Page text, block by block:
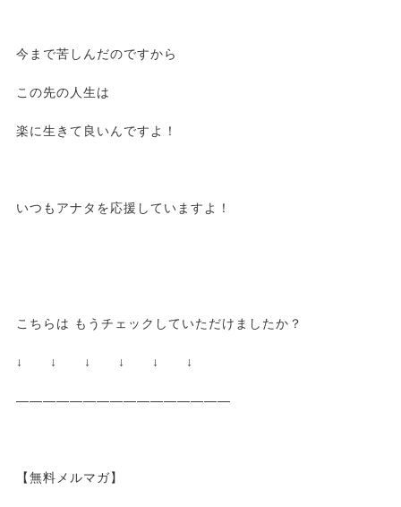
今まで苦しんだのですから
この先の人生は
楽に生きて良いんですよ！
いつもアナタを応援していますよ！
こちらは もうチェックしていただけましたか？
↓ ↓ ↓ ↓ ↓ ↓
————————————————
【無料メルマガ】